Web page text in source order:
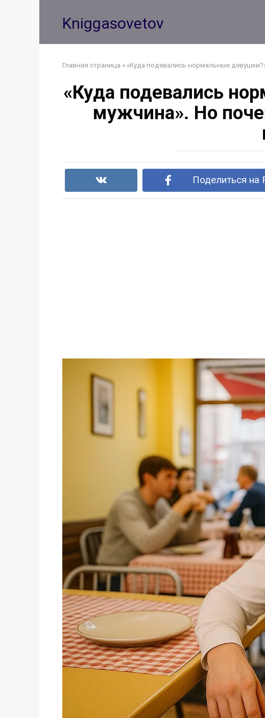
Kniggasovetov
Главная страница » «Куда подевались нормальные
«Куда подевались
мужчина». Но
Поделиться на